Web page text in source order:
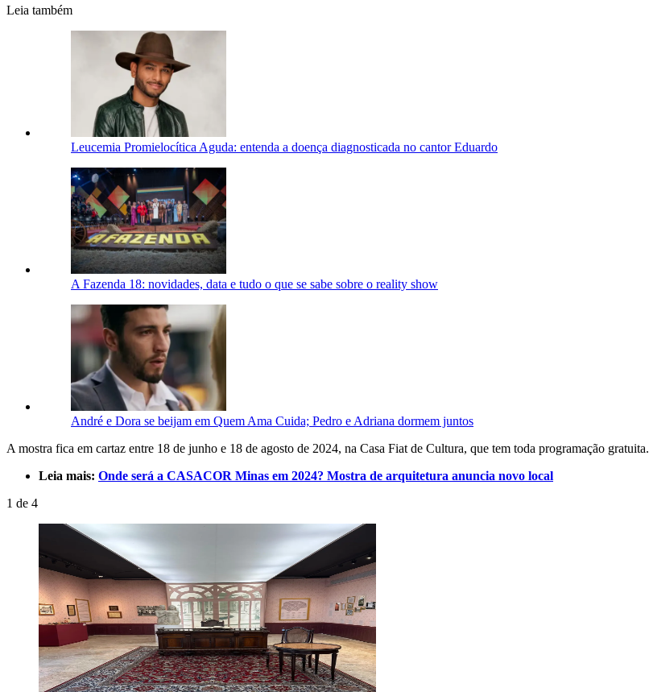
Leia também
Leucemia Promielocítica Aguda: entenda a doença diagnosticada no cantor Eduardo
A Fazenda 18: novidades, data e tudo o que se sabe sobre o reality show
André e Dora se beijam em Quem Ama Cuida; Pedro e Adriana dormem juntos
A mostra fica em cartaz entre 18 de junho e 18 de agosto de 2024, na Casa Fiat de Cultura, que tem toda programação gratuita.
Leia mais: Onde será a CASACOR Minas em 2024? Mostra de arquitetura anuncia novo local
1 de 4